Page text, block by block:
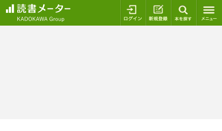
ログイン 新規登録